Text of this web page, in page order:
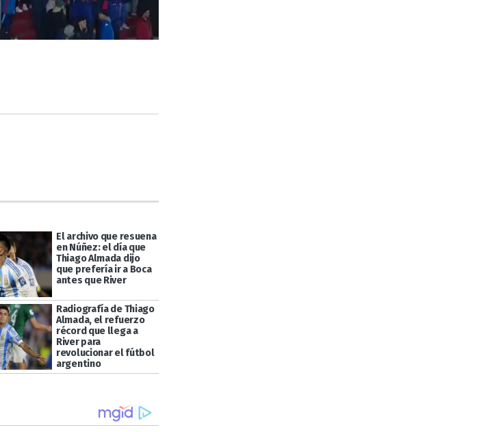
El archivo que resuena
en Núñez: el día que
Thiago Almada dijo
que prefería ir a Boca
antes que River
Radiografía de Thiago
Almada, el refuerzo
récord que llega a
River para
revolucionar el fútbol
argentino